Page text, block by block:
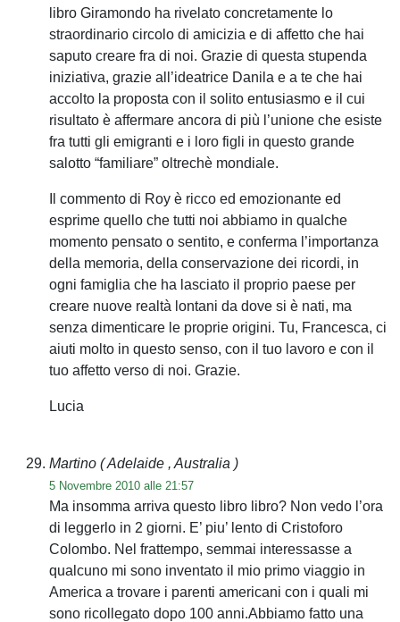
libro Giramondo ha rivelato concretamente lo
straordinario circolo di amicizia e di affetto che hai
saputo creare fra di noi. Grazie di questa stupenda
iniziativa, grazie all’ideatrice Danila e a te che hai
accolto la proposta con il solito entusiasmo e il cui
risultato è affermare ancora di più l’unione che esiste
fra tutti gli emigranti e i loro figli in questo grande
salotto “familiare” oltrechè mondiale.
Il commento di Roy è ricco ed emozionante ed
esprime quello che tutti noi abbiamo in qualche
momento pensato o sentito, e conferma l’importanza
della memoria, della conservazione dei ricordi, in
ogni famiglia che ha lasciato il proprio paese per
creare nuove realtà lontani da dove si è nati, ma
senza dimenticare le proprie origini. Tu, Francesca, ci
aiuti molto in questo senso, con il tuo lavoro e con il
tuo affetto verso di noi. Grazie.
Lucia
Martino ( Adelaide , Australia )
5 Novembre 2010 alle 21:57
Ma insomma arriva questo libro libro? Non vedo l’ora
di leggerlo in 2 giorni. E’ piu’ lento di Cristoforo
Colombo. Nel frattempo, semmai interessasse a
qualcuno mi sono inventato il mio primo viaggio in
America a trovare i parenti americani con i quali mi
sono ricollegato dopo 100 anni.Abbiamo fatto una